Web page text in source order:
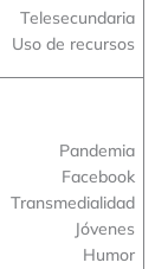
Telesecundaria
Uso de recursos
Pandemia
Facebook
Transmedialidad
Jóvenes
Humor